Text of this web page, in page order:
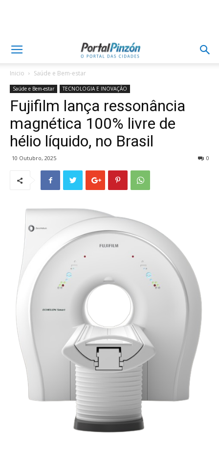
Inicio Saúde e Bem-estar
Saúde e Bem-estar TECNOLOGIA E INOVAÇÃO
Fujifilm lança ressonância
magnética 100% livre de
hélio líquido, no Brasil
10 Outubro, 2025 0